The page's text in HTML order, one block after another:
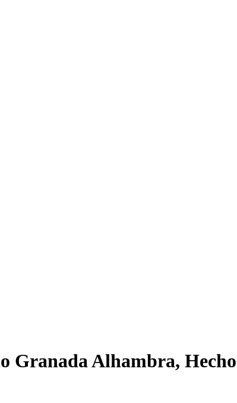
Granada Alhambra,